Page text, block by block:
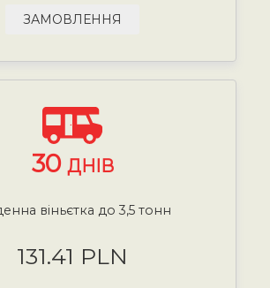
ЗАМОВЛЕННЯ
30 ДНІВ
віньєтка до 3,5 тонн
131.41 PLN